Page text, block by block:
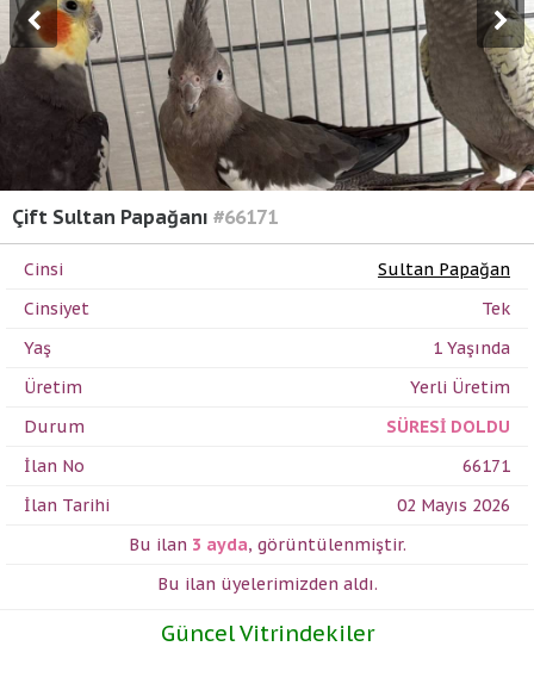
Çift Sultan Papağanı #66171
Cinsi
Sultan Papağan
Cinsiyet
Tek
Yaş
1 Yaşında
Üretim
Yerli Üretim
Durum
SÜRESİ DOLDU
İlan No
66171
İlan Tarihi
02 Mayıs 2026
Bu ilan 3 ayda, görüntülenmiştir.
Bu ilan üyelerimizden aldı.
Güncel Vitrindekiler